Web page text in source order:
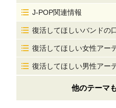
J-POP関連情報
復活してほしいバンドの
復活してほしい女性アー
復活してほしい男性アー
他のテーマ